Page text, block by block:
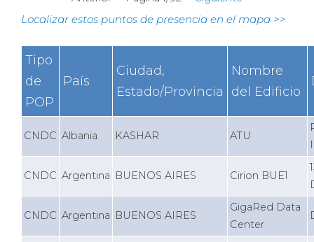
Localizar estos puntos de presencia en el mapa >>
Tipo
de
POP
País
Ciudad,
Estado/Provincia
Nombre
del Edificio
CNDC Albania KASHAR ATU
CNDC Argentina BUENOS AIRES Cirion BUE1
CNDC Argentina BUENOS AIRES
GigaRed Data
Center